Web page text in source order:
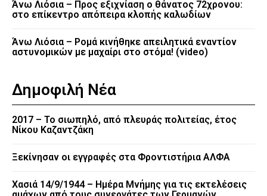
Άνω Λιόσια – Προς εξιχνίαση ο θάνατος 72χρονου:
στο επίκεντρο απόπειρα κλοπής καλωδίων
Άνω Λιόσια – Ρομά κινήθηκε απειλητικά εναντίον
αστυνομικών με μαχαίρι στο στόμα! (video)
Δημοφιλή Νέα
2017 – Το σιωπηλό, από πλευράς πολιτείας, έτος
Νίκου Καζαντζάκη
Ξεκίνησαν οι εγγραφές στα Φροντιστήρια ΑΛΦΑ
Χασιά 14/9/1944 – Ημέρα Μνήμης για τις εκτελέσεις